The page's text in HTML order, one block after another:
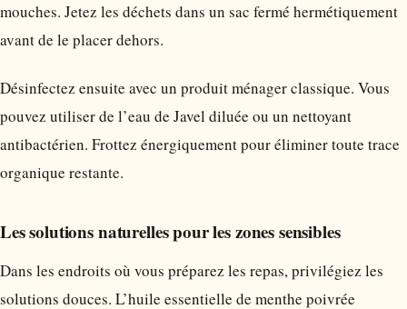
mouches. Jetez les déchets dans un sac fermé hermétiquement
avant de le placer dehors.
Désinfectez ensuite avec un produit ménager classique. Vous
pouvez utiliser de l’eau de Javel diluée ou un nettoyant
antibactérien. Frottez énergiquement pour éliminer toute trace
organique restante.
Les solutions naturelles pour les zones sensibles
Dans les endroits où vous préparez les repas, privilégiez les
solutions douces. L’huile essentielle de menthe poivrée